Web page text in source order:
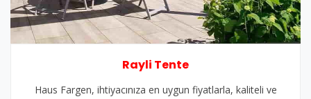
Rayli Tente
Haus Fargen, ihtiyacınıza en uygun fiyatlarla, kaliteli ve